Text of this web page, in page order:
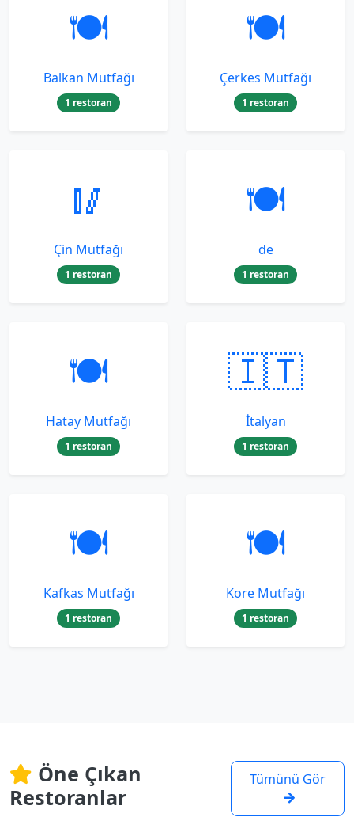
🍽️
Balkan Mutfağı
1 restoran
🍽️
Çerkes Mutfağı
1 restoran
🥢
Çin Mutfağı
1 restoran
🍽️
de
1 restoran
🍽️
Hatay Mutfağı
1 restoran
🇮🇹
İtalyan
1 restoran
🍽️
Kafkas Mutfağı
1 restoran
🍽️
Kore Mutfağı
1 restoran
Öne Çıkan
Restoranlar
Tümünü Gör